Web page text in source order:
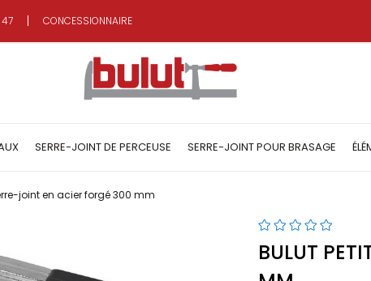
47 CONCESSIONNAIRE
SERRE-JOINT DE PERCEUSE SERRE-JOINT POUR BRASAGE
joint en acier forgé 300 mm
BULUT